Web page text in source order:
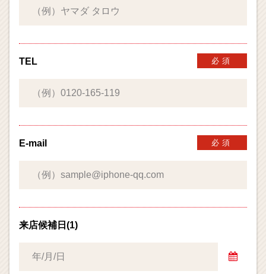
TEL 必須
E-mail 必須
来店候補日(1)